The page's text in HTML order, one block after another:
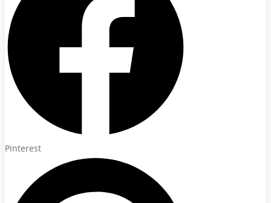
Pinterest